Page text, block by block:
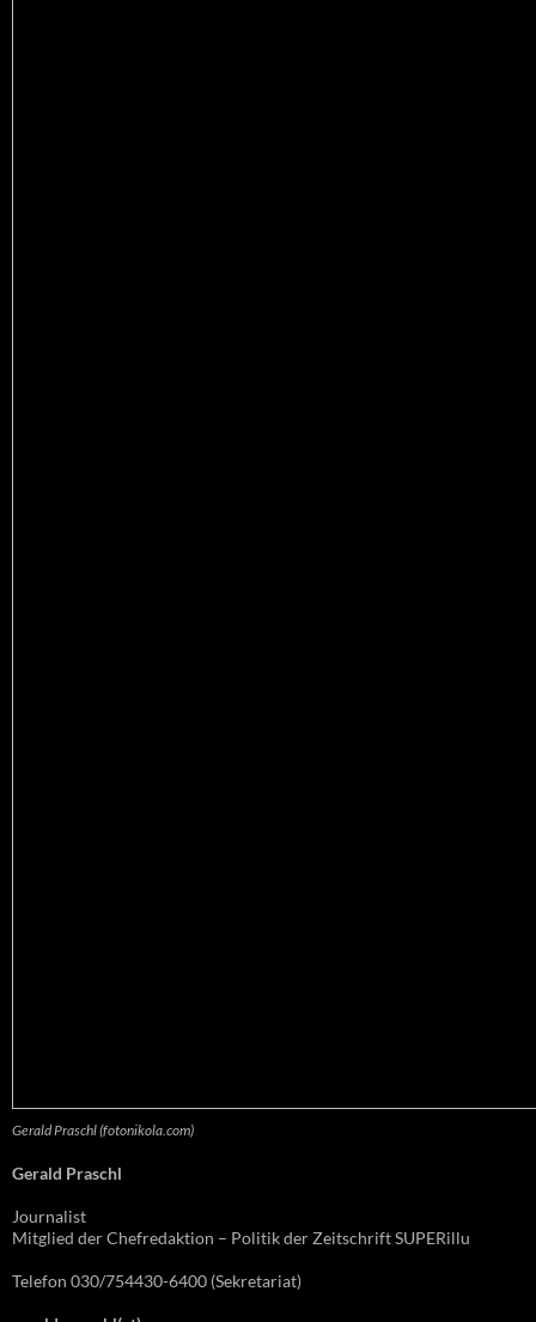
Gerald Praschl (fotonikola.com)
Gerald Praschl
Journalist
Mitglied der Chefredaktion – Politik der Zeitschrift SUPERillu
Telefon 030/754430-6400 (Sekretariat)